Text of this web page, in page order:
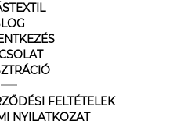
FELTÉTELEK
NYILATKOZAT